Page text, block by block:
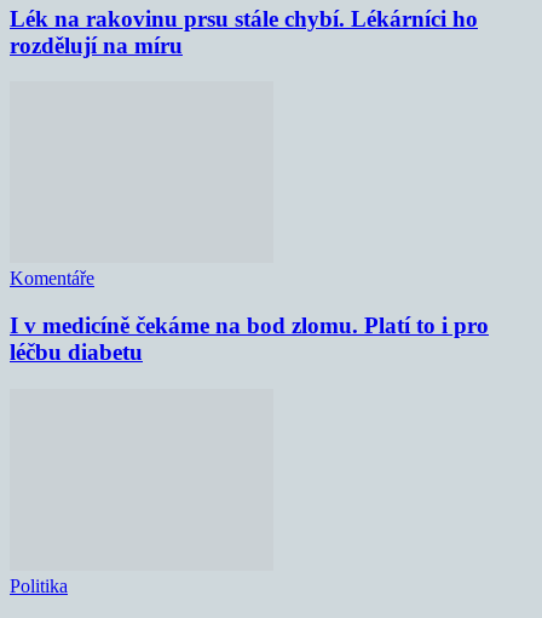
Lék na rakovinu prsu stále chybí. Lékárníci ho
rozdělují na míru
Komentáře
I v medicíně čekáme na bod zlomu. Platí to i pro
léčbu diabetu
Politika